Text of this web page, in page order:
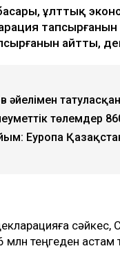
ұлттық
тапсырғанын
айтты,
әйелімен
төлемдер
Еуропа
теңгеден астам